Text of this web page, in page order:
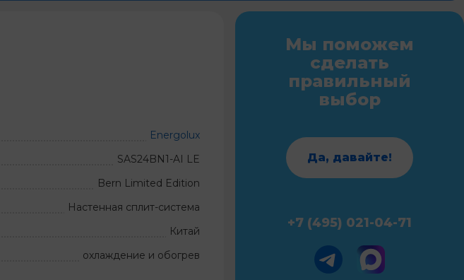
Energolux
SAS24BN1-AI LE
Bern Limited Edition
Настенная сплит-система
Китай
охлаждение и обогрев
Мы поможем
сделать
правильный
выбор
Да, давайте!
+7 (495) 021-04-71